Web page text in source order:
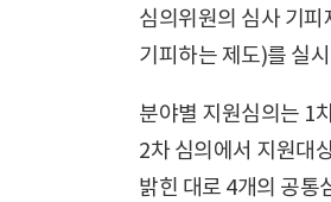
심의위원의 심사 기
기피하는 제도)를 실
분야별 지원심의는 1
2차 심의에서 지원대
밝힌 대로 4개의 공통